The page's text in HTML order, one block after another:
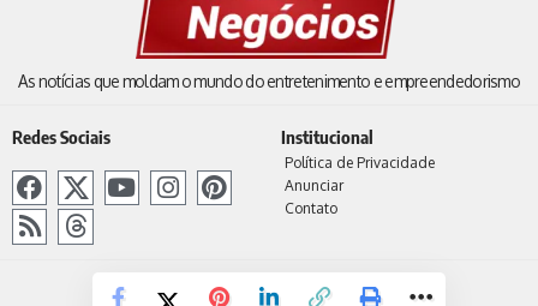
As notícias que moldam o mundo do entretenimento e empreendedorismo
Redes Sociais Institucional
Política de Privacidade
Anunciar
Contato